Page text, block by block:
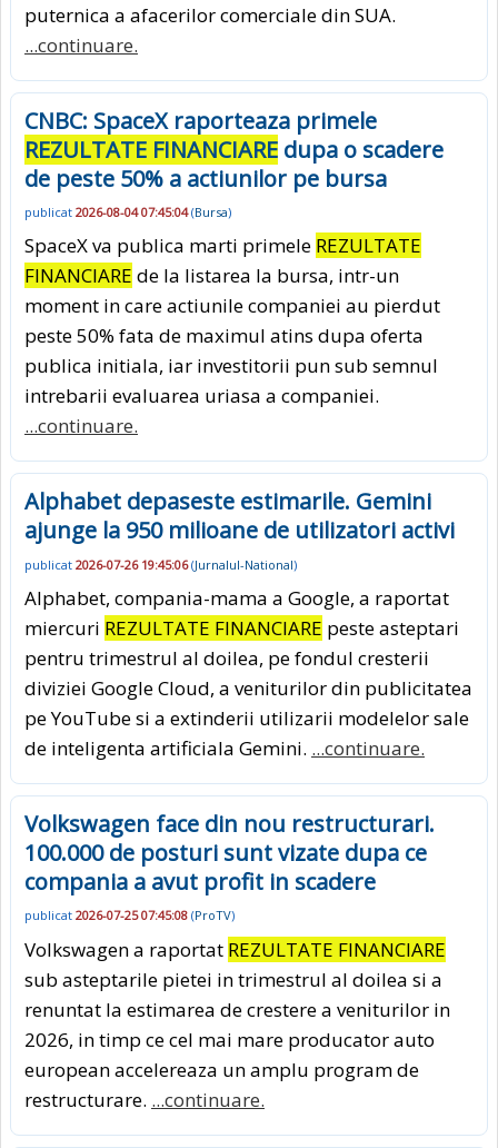
puternica a afacerilor comerciale din SUA.
...continuare.
CNBC: SpaceX raporteaza primele
REZULTATE FINANCIARE dupa o scadere
de peste 50% a actiunilor pe bursa
publicat 2026-08-04 07:45:04(Bursa)
SpaceX va publica marti primele REZULTATE
FINANCIARE de la listarea la bursa, intr-un
moment in care actiunile companiei au pierdut
peste 50% fata de maximul atins dupa oferta
publica initiala, iar investitorii pun sub semnul
intrebarii evaluarea uriasa a companiei.
...continuare.
Alphabet depaseste estimarile. Gemini
ajunge la 950 milioane de utilizatori activi
publicat 2026-07-26 19:45:06(Jurnalul-National)
Alphabet, compania-mama a Google, a raportat
miercuri REZULTATE FINANCIARE peste asteptari
pentru trimestrul al doilea, pe fondul cresterii
diviziei Google Cloud, a veniturilor din publicitatea
pe YouTube si a extinderii utilizarii modelelor sale
de inteligenta artificiala Gemini. ...continuare.
Volkswagen face din nou restructurari.
100.000 de posturi sunt vizate dupa ce
compania a avut profit in scadere
publicat 2026-07-25 07:45:08 (ProTV)
Volkswagen a raportat REZULTATE FINANCIARE
sub asteptarile pietei in trimestrul al doilea si a
renuntat la estimarea de crestere a veniturilor in
2026, in timp ce cel mai mare producator auto
european accelereaza un amplu program de
restructurare. ...continuare.